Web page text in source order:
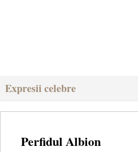
Expresii celebre
Perfidul Albion